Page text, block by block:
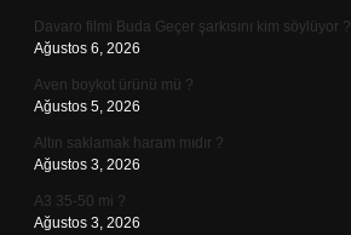
Davaro filmi Buda Geçer şarkısını kim söylüyor ?
Ağustos 6, 2026
Aven boykot ürünü mü ?
Ağustos 5, 2026
Altın saklamak haram mıdır ?
Ağustos 3, 2026
A3 35-50 mi ?
Ağustos 3, 2026